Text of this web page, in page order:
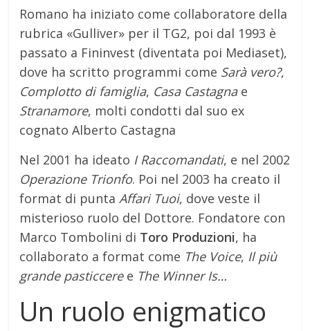
Romano ha iniziato come collaboratore della
rubrica «Gulliver» per il TG2, poi dal 1993 è
passato a Fininvest (diventata poi Mediaset),
dove ha scritto programmi come Sarà vero?,
Complotto di famiglia, Casa Castagnae
Stranamore, molti condotti dal suo ex
cognato Alberto Castagna
Nel 2001 ha ideato I Raccomandati, e nel 2002
Operazione Trionfo. Poi nel 2003 ha creato il
format di puntaAffari Tuoi, dove veste il
misterioso ruolo del Dottore. Fondatore con
Marco Tombolini di Toro Produzioni, ha
collaborato a format come The Voice, Il più
grande pasticceree The Winner Is…
Un ruolo enigmatico